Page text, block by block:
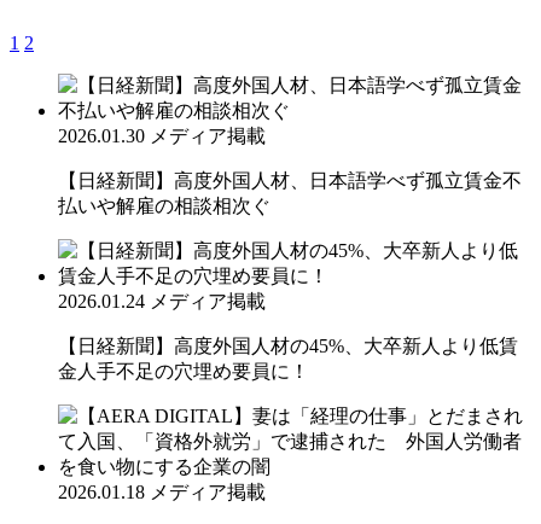
1 2
2026.01.30 メディア掲載
【日経新聞】高度外国人材、日本語学べず孤立賃金不
払いや解雇の相談相次ぐ
2026.01.24 メディア掲載
【日経新聞】高度外国人材の45%、大卒新人より低賃
金人手不足の穴埋め要員に！
2026.01.18 メディア掲載